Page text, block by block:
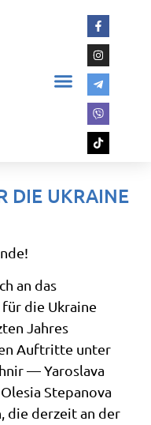
DIE UKRAINE
an das
die Ukraine
Jahres
Auftritte unter
— Yaroslava
Stepanova
die derzeit an der